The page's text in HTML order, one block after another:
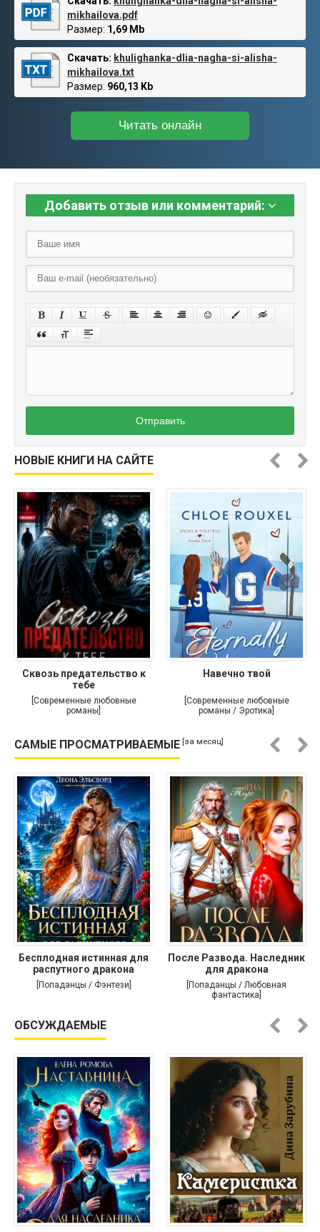
mikhailova.pdf
Размер: 1,69 Mb
Скачать: khulighanka-dlia-nagha-si-alisha-
mikhailova.txt
Размер: 960,13 Kb
Читать онлайн
Добавить отзыв или комментарий:
Отправить
НОВЫЕ КНИГИ НА САЙТЕ
Сквозь предательство к
тебе
[Современные любовные
романы]
Навечно твой
[Современные любовные
романы / Эротика]
САМЫЕ ПРОСМАТРИВАЕМЫЕ [за месяц]
Бесплодная истинная для
распутного дракона
[Попаданцы / Фэнтези]
После Развода. Наследник
для дракона
[Попаданцы / Любовная
фантастика]
ОБСУЖДАЕМЫЕ